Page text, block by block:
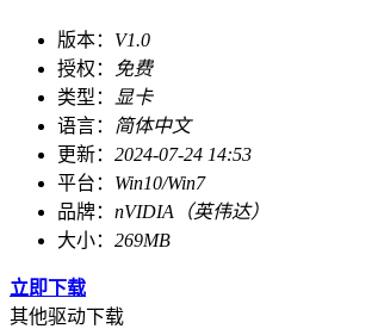
版本： V1.0
授权：
免费
类型：
显卡
语言：
简体中文
更新： 2024-07-24 14:53
平台： Win10/Win7
品牌： nVIDIA（英伟达）
大小： 269MB
立即下载
其他驱动下载